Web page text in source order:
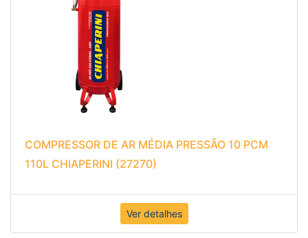
COMPRESSOR DE AR MÉDIA PRESSÃO 10 PCM
110L CHIAPERINI (27270)
Ver detalhes